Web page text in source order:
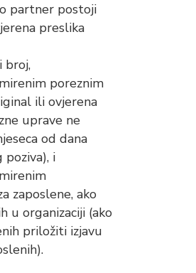
partner postoji
preslika
broj,
poreznim
ili ovjerena
uprave ne
od dana
poziva), i
zaposlene, ako
u organizaciji (ako
priložiti izjavu